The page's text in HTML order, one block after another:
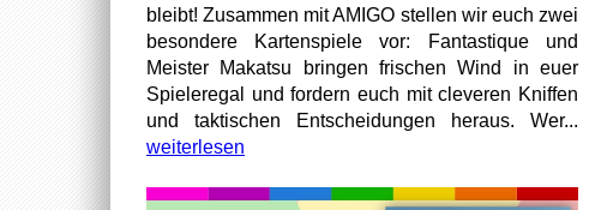
bleibt! Zusammen mit AMIGO stellen wir euch zwei
besondere Kartenspiele vor: Fantastique und
Meister Makatsu bringen frischen Wind in euer
Spieleregal und fordern euch mit cleveren Kniffen
und taktischen Entscheidungen heraus. Wer...
weiterlesen